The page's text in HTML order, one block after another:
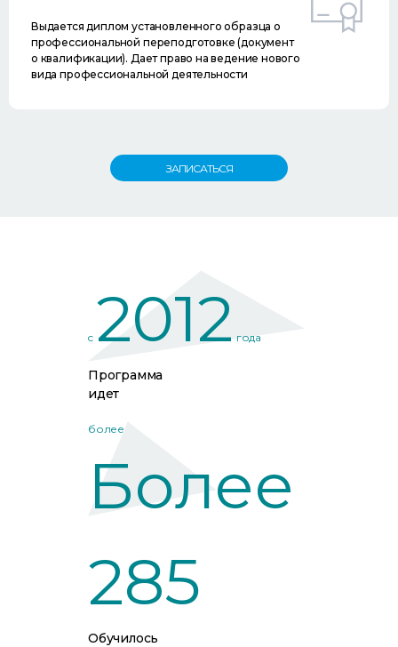
Выдается диплом установленного образца о
профессиональной переподготовке (документ
о квалификации). Дает право на ведение нового
вида профессиональной деятельности
ЗАПИСАТЬСЯ
c 2012 года
Программа
идет
более
Более
285
Обучилось